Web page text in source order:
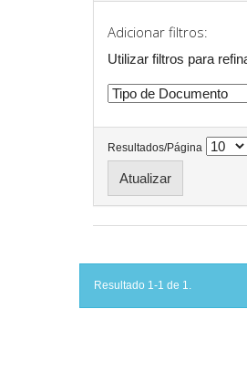
Adicionar filtros:
Utilizar filtros para
Resultados/Página
Resultado 1-1 de 1.